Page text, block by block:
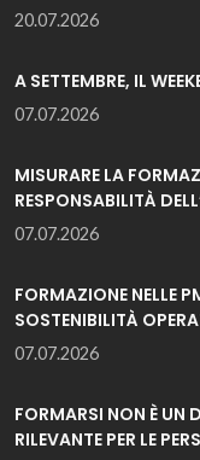
20.07.2026
A SETTEMBRE, IL
07.07.2026
MISURARE LA
RESPONSABILITÀ
07.07.2026
FORMAZIONE NELLE
SOSTENIBILITÀ
07.07.2026
FORMARSI NON È UN
RILEVANTE PER LE